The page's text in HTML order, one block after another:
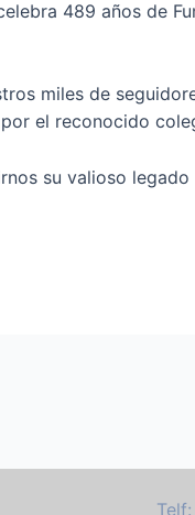
489 años de
miles de
el reconocido
su valioso